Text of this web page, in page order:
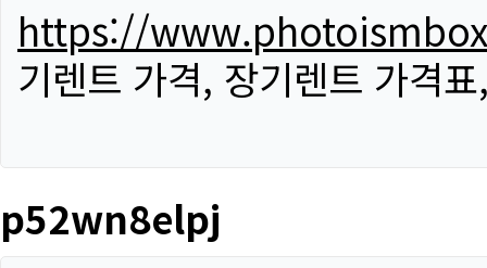
https://
기렌트 가격, 장기렌트 가격
p52wn8elpj